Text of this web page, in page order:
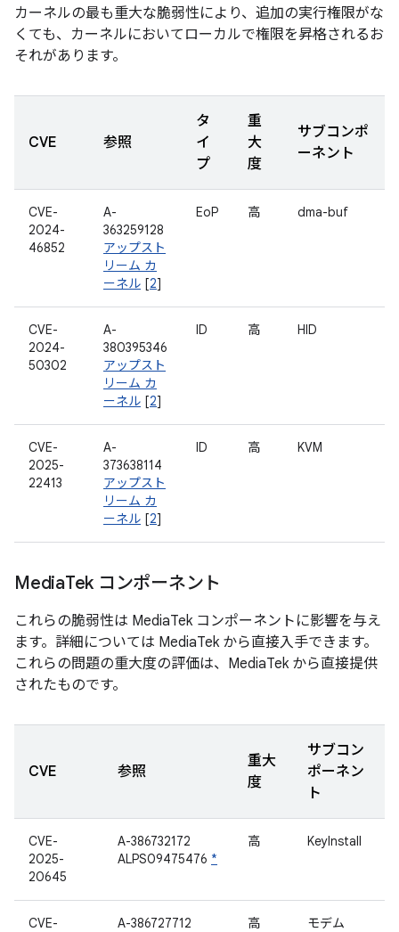
カーネルの最も重大な脆弱性により、追加の実行権限がな
くても、カーネルにおいてローカルで権限を昇格されるお
それがあります。
CVE 参照
タ
イ
プ
重
大
度
サブコンポ
ーネント
CVE-
2024-
46852
A-
363259128
アップスト
リーム カ
ーネル [2]
EoP 高 dma-buf
CVE-
2024-
50302
A-
380395346
アップスト
リーム カ
ーネル [2]
ID 高 HID
CVE-
2025-
22413
A-
373638114
アップスト
リーム カ
ーネル [2]
ID 高 KVM
MediaTek コンポーネント
これらの脆弱性は MediaTek コンポーネントに影響を与え
ます。詳細については MediaTek から直接入手できます。
これらの問題の重大度の評価は、MediaTek から直接提供
されたものです。
CVE 参照
重大
度
サブコン
ポーネン
ト
CVE-
2025-
20645
A-386732172
ALPS09475476 *
高 KeyInstall
CVE-
A-386727712
高 モデム